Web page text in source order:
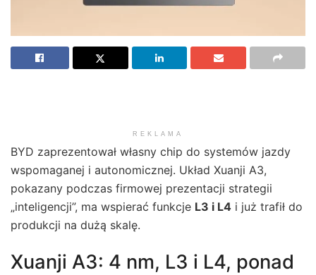
REKLAMA
BYD zaprezentował własny chip do systemów jazdy
wspomaganej i autonomicznej. Układ Xuanji A3,
pokazany podczas firmowej prezentacji strategii
„inteligencji”, ma wspierać funkcje L3 i L4 i już trafił do
produkcji na dużą skalę.
Xuanji A3: 4 nm, L3 i L4, ponad